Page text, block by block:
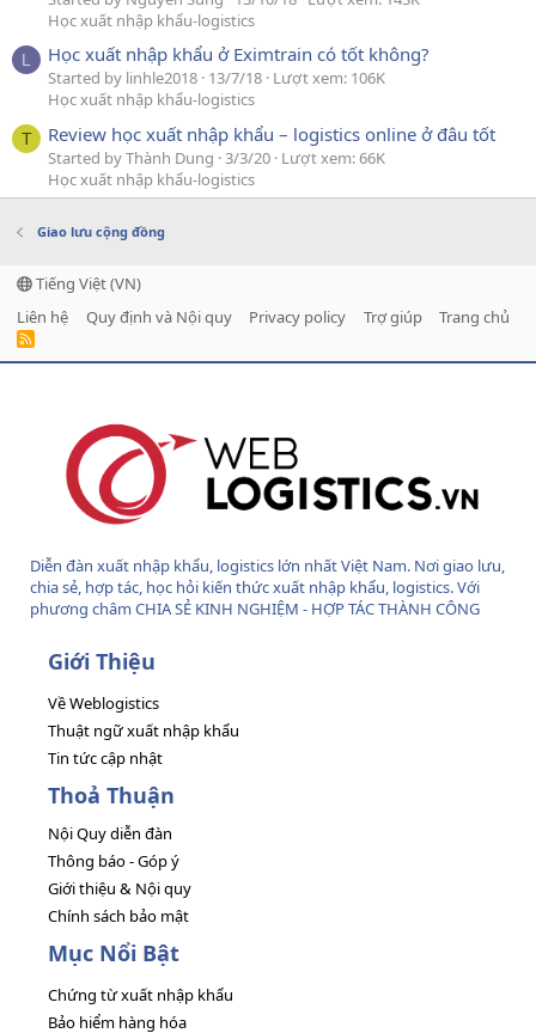
Học xuất nhập khẩu-logistics
L Học xuất nhập khẩu ở Eximtrain có tốt không?
Started by linhle2018 13/7/18 Lượt xem: 106K
Học xuất nhập khẩu-logistics
T Review học xuất nhập khẩu – logistics online ở đâu tốt
Started by Thành Dung 3/3/20 Lượt xem: 66K
Học xuất nhập khẩu-logistics
Giao lưu cộng đồng
Tiếng Việt (VN)
Liên hệ
Quy định và Nội quy Privacy policy Trợ giúp Trang chủ
R
Diễn đàn xuất nhập khẩu, logistics lớn nhất Việt Nam. Nơi giao lưu,
chia sẻ, hợp tác, học hỏi kiến thức xuất nhập khẩu, logistics. Với
phương châm CHIA SẺ KINH NGHIỆM - HỢP TÁC THÀNH CÔNG
Giới Thiệu
Về Weblogistics
Thuật ngữ xuất nhập khẩu
Tin tức cập nhật
Thoả Thuận
Nội Quy diễn đàn
Thông báo - Góp ý
Giới thiệu & Nội quy
Chính sách bảo mật
Mục Nổi Bật
Chứng từ xuất nhập khẩu
Bảo hiểm hàng hóa